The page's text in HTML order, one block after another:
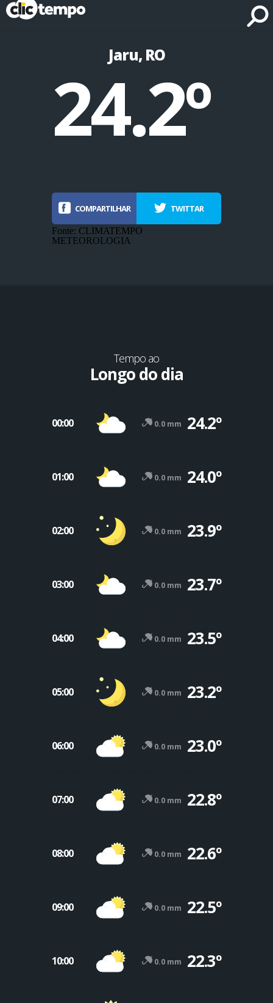
Jaru, RO
Fonte: CLIMATEMPO METEOROLOGIA
24.2º
COMPARTILHAR TWITTAR
Fonte: CLIMATEMPO
METEOROLOGIA
Tempo ao
Longo do dia
00:00 0.0 mm 24.2º
01:00 0.0 mm 24.0º
02:00 0.0 mm 23.9º
03:00 0.0 mm 23.7º
04:00 0.0 mm 23.5º
05:00 0.0 mm 23.2º
06:00 0.0 mm 23.0º
07:00 0.0 mm 22.8º
08:00 0.0 mm 22.6º
09:00 0.0 mm 22.5º
10:00 0.0 mm 22.3º